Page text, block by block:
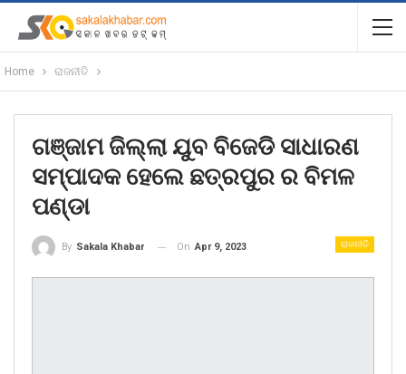
Home ରାଜନୀତି
ଗଞ୍ଜାମ ଜିଲ୍ଲା ଯୁବ ବିଜେଡି ସାଧାରଣ
ସମ୍ପାଦକ ହେଲେ ଛତ୍ରପୁର ର ବିମଳ
ପଣ୍ଡା
ରାଜନୀତି
By Sakala Khabar On Apr 9, 2023